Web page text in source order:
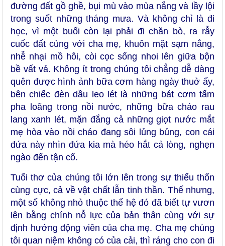
đường đất gồ ghề, bụi mù vào mùa nắng và lầy lội
trong suốt những tháng mưa. Và không chỉ là đi
học, vì một buổi còn lại phải đi chăn bò, ra rẫy
cuốc đất cùng với cha mẹ, khuôn mặt sạm nắng,
nhễ nhại mồ hôi, còi cọc sống nhoi lên giữa bộn
bề vất vả. Không ít trong chúng tôi chẳng dễ dàng
quên được hình ảnh bữa cơm hàng ngày thuở ấy,
bên chiếc đèn dầu leo lét là những bát cơm tấm
pha loãng trong nồi nước, những bữa cháo rau
lang xanh lét, mặn đắng cả những giọt nước mắt
mẹ hòa vào nồi cháo đang sôi lủng bủng, con cái
đứa này nhìn đứa kia mà héo hắt cả lòng, nghẹn
ngào đến tận cổ.
Tuổi thơ của chúng tôi lớn lên trong sự thiếu thốn
cùng cực, cả về vật chất lẫn tinh thần. Thế nhưng,
một số không nhỏ thuộc thế hệ đó đã biết tự vươn
lên bằng chính nỗ lực của bản thân cùng với sự
định hướng động viên của cha mẹ. Cha mẹ chúng
tôi quan niệm không có của cải, thì ráng cho con đi